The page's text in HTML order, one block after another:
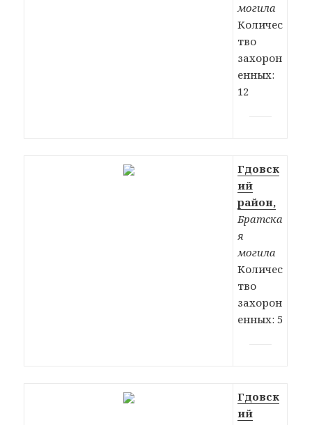
могила
Количес
тво
захорон
енных:
12
Гдовск
ий
район,
Братска
я
могила
Количес
тво
захорон
енных: 5
Гдовск
ий